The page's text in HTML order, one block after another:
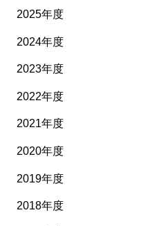
2025年度
2024年度
2023年度
2022年度
2021年度
2020年度
2019年度
2018年度